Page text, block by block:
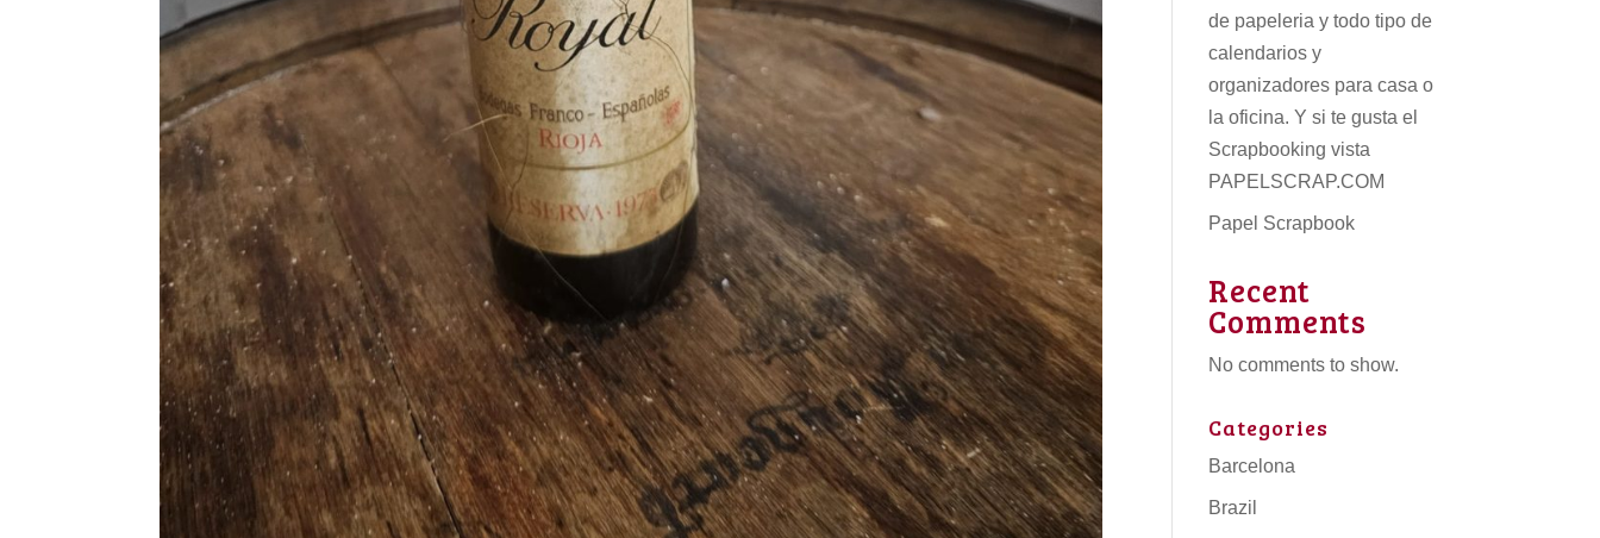
de papeleria y todo tipo de
calendarios y
organizadores para casa o
la oficina. Y si te gusta el
Scrapbooking vista
PAPELSCRAP.COM
Papel Scrapbook
Recent
Comments
No comments to show.
Categories
Barcelona
Brazil